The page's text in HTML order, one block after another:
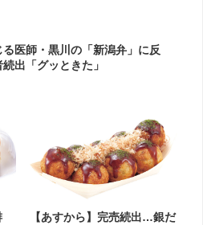
医師・黒川の「新潟弁」に反
出「グッときた」
【あすから】完売続出…銀だ